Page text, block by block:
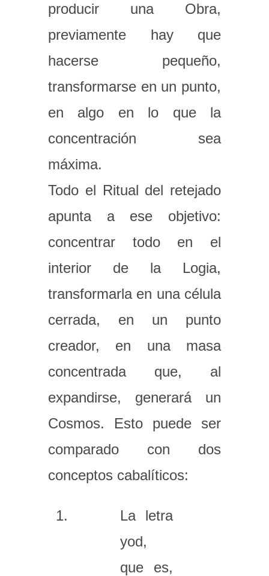
producir una Obra,
previamente hay que
hacerse pequeño,
transformarse en un punto,
en algo en lo que la
concentración sea
máxima.
Todo el Ritual del retejado
apunta a ese objetivo:
concentrar todo en el
interior de la Logia,
transformarla en una célula
cerrada, en un punto
creador, en una masa
concentrada que, al
expandirse, generará un
Cosmos. Esto puede ser
comparado con dos
conceptos cabalíticos:
La letra
yod,
que es,